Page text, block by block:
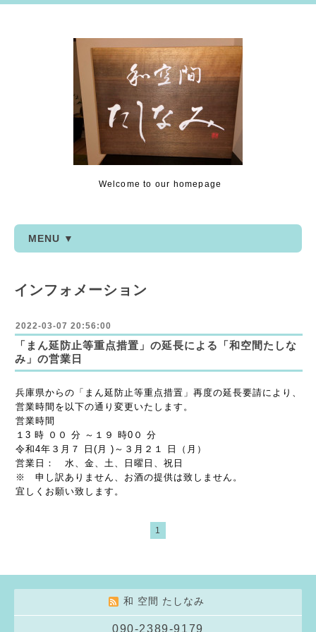
Welcome to our homepage
MENU ▼
インフォメーション
2022-03-07 20:56:00
「まん延防止等重点措置」の延長による「和空間たしな
み」の営業日
兵庫県からの「まん延防止等重点措置」再度の延長要請により、
営業時間を以下の通り変更いたします。
営業時間
１3 時 ００ 分 ～１９ 時0０ 分
令和4年３月７ 日(月 )～３月２１ 日（月）
営業日： 水、金、土、日曜日、祝日
※ 申し訳ありません、お酒の提供は致しません。
宜しくお願い致します。
1
和 空間 たしなみ
090-2389-9179